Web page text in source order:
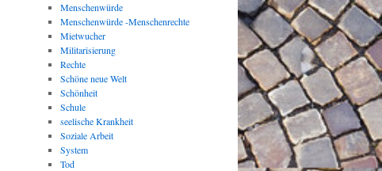
Menschenwürde
Menschenwürde -Menschenrechte
Mietwucher
Militarisierung
Rechte
Schöne neue Welt
Schönheit
Schule
seelische Krankheit
Soziale Arbeit
System
Tod